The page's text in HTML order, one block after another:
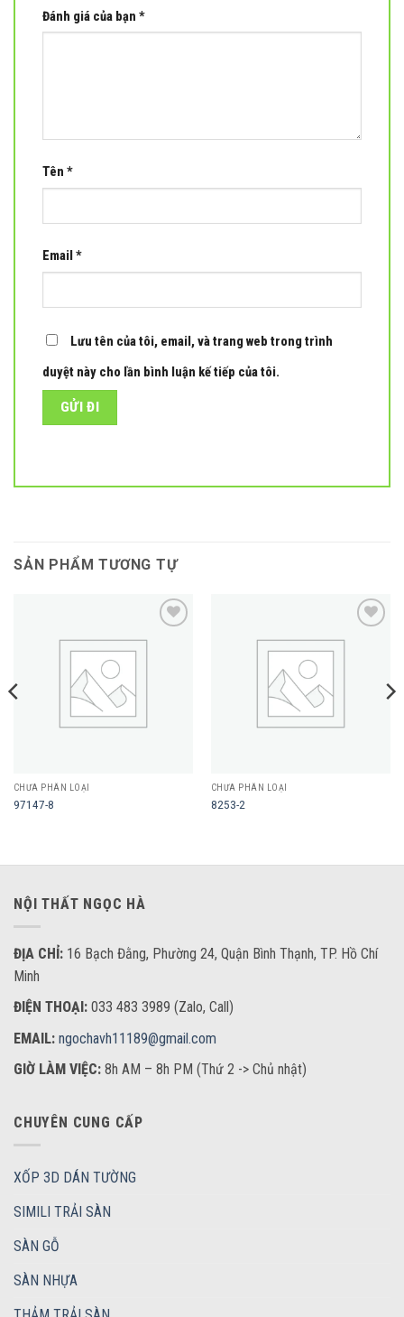
Đánh giá của bạn *
Tên *
Email *
Lưu tên của tôi, email, và trang web trong trình
duyệt này cho lần bình luận kế tiếp của tôi.
SẢN PHẨM TƯƠNG TỰ
CHƯA PHÂN LOẠI
97147-8
CHƯA PHÂN LOẠI
8253-2
NỘI THẤT NGỌC HÀ
ĐỊA CHỈ: 16 Bạch Đằng, Phường 24, Quận Bình Thạnh, TP. Hồ Chí
Minh
ĐIỆN THOẠI: 033 483 3989 (Zalo, Call)
EMAIL: ngochavh11189@gmail.com
GIỜ LÀM VIỆC: 8h AM – 8h PM (Thứ 2 -> Chủ nhật)
CHUYÊN CUNG CẤP
XỐP 3D DÁN TƯỜNG
SIMILI TRẢI SÀN
SÀN GỖ
SÀN NHỰA